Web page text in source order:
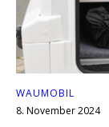
WAUMOBIL
8. November 2024